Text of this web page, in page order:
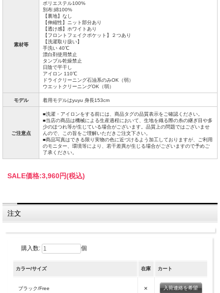
素材等
ポリエステル100%
別布:綿100%
【裏地】なし
【伸縮性】ニット部分あり
【透け感】ホワイトあり
【フロントフェイクポケット】２つあり
【洗濯取り扱い】
手洗い 40℃
漂白剤使用禁止
タンブル乾燥禁止
日陰で平干し
アイロン 110℃
ドライクリーニング石油系のみOK（弱）
ウエットクリーニングOK（弱）
モデル 着用モデルはyuyu 身長153cm
ご注意点
■洗濯・アイロンをする前には、商品タグの品質表示をご確認ください。
■当店の商品は機械による生産過程において、生地を織る際の糸の継ぎ目や多
少のほつれ等が生じている場合がございます。品質上の問題ではございませ
んので、この旨をご理解いただきご注文下さい。
■商品写真はできる限り実物の色に近づけるよう加工しておりますが、ご利用
のモニター、環境等により、若干差異が生じる場合がございますので予めご
了承ください。
SALE価格:3,960円(税込)
注文
購入数: 個
カラー/サイズ 在庫 カート
ブラック/Free × 入荷連絡を希望